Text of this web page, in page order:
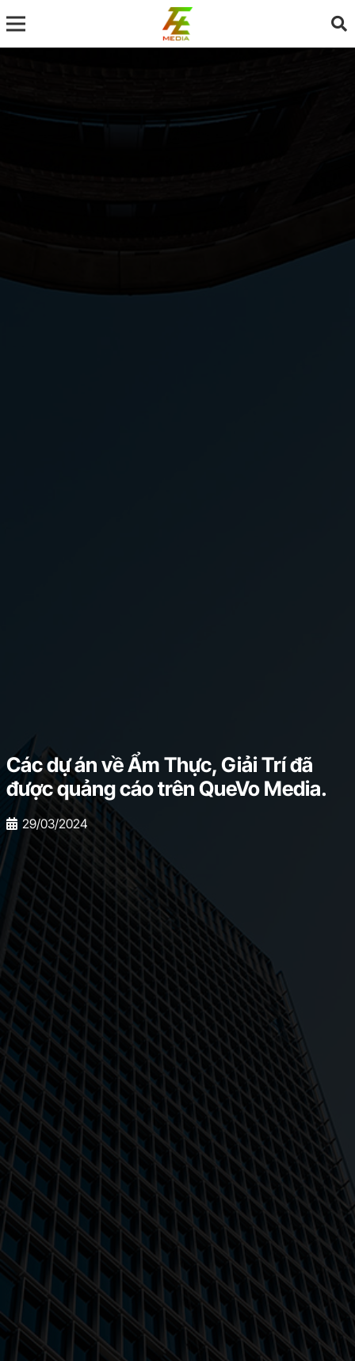
Các dự án về Ẩm Thực, Giải Trí đã
được quảng cáo trên QueVo Media.
29/03/2024